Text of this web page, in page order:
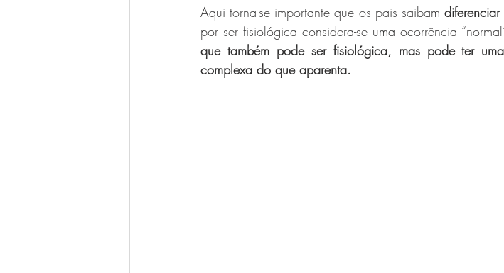
Aqui torna-se importante que os pais saibam
por ser fisiológica considera-se uma ocorrência
que também pode ser fisiológica, mas pode ter
complexa do que aparenta.